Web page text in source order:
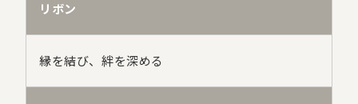
リボン
縁を結び、絆を深める